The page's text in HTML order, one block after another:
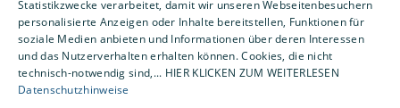
Statistikzwecke verarbeitet, damit wir unseren Webseitenbesuchern
personalisierte Anzeigen oder Inhalte bereitstellen, Funktionen für
soziale Medien anbieten und Informationen über deren Interessen
und das Nutzerverhalten erhalten können. Cookies, die nicht
technisch-notwendig sind,... HIER KLICKEN ZUM WEITERLESEN
Datenschutzhinweise